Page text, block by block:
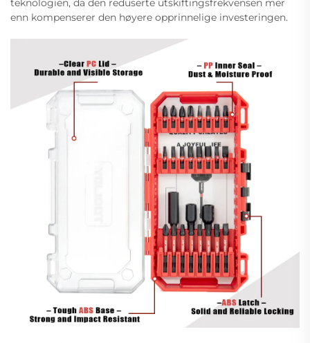
teknologien, da den reduserte utskiftingsfrekvensen mer
enn kompenserer den høyere opprinnelige investeringen.